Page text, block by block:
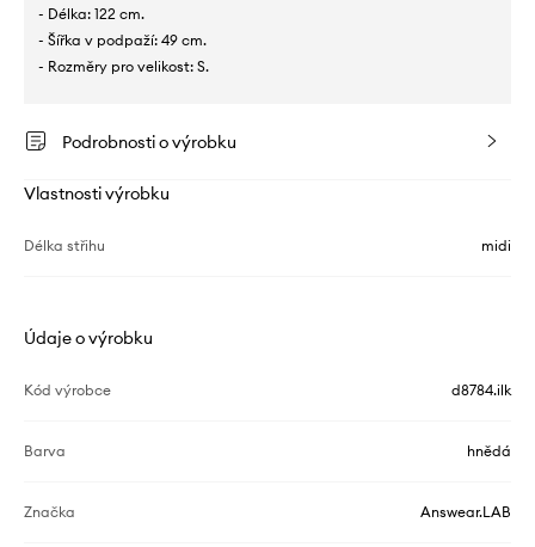
- Délka: 122 cm.
- Šířka v podpaží: 49 cm.
- Rozměry pro velikost: S.
Podrobnosti o výrobku
Vlastnosti výrobku
Délka střihu midi
Údaje o výrobku
Kód výrobce d8784.ilk
Barva hnědá
Značka Answear.LAB